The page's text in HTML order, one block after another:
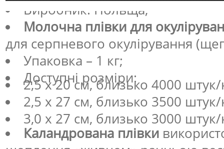
Виробник: Польща;
Молочна плівки для
для серпневого окулірування
Упаковка – 1 кг;
Доступні розміри:
2,5 x 20 см, близько 4000 штук/
2,5 x 27 см, близько 3500 штук/
3,0 x 27 см, близько 3000 штук/
Каландрована плівки